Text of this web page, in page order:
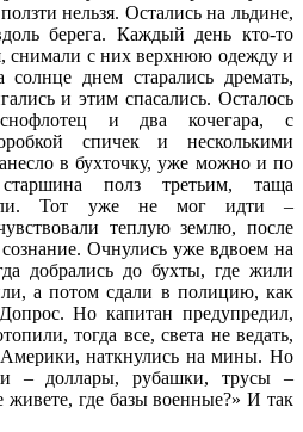
нельзя. Остались на льдине,
берега. Каждый день кто-то
снимали с них верхнюю одежду и
днем старались дремать,
и этим спасались. Осталось
и два кочегара, с
спичек и несколькими
в бухточку, уже можно и по
полз третьим, таща
Тот уже не мог идти –
теплую землю, после
Очнулись уже вдвоем на
добрались до бухты, где жили
а потом сдали в полицию, как
Но капитан предупредил,
тогда все, света не ведать,
наткнулись на мины. Но
– доллары, рубашки, трусы –
живете, где базы военные?» И так